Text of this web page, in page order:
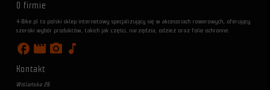
O firmie
4-Bike.pl to polski sklep internetowy specjalizujący się w akcesoriach rowerowych, oferujący
szeroki wybór produktów, takich jak części, narzędzia, odzież oraz folie ochronne.
facebook movie photo_camera music_note
Kontakt
Wiślańska 26